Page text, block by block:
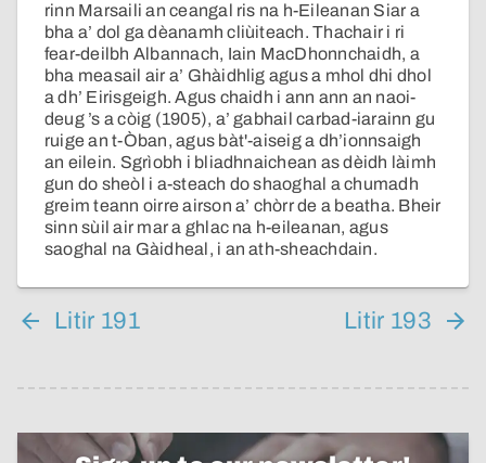
rinn Marsaili an ceangal ris na h-Eileanan Siar a
bha a’ dol ga dèanamh cliùiteach. Thachair i ri
fear-deilbh Albannach, Iain MacDhonnchaidh, a
bha measail air a’ Ghàidhlig agus a mhol dhi dhol
a dh’ Eirisgeigh. Agus chaidh i ann ann an naoi-
deug ’s a còig (1905), a’ gabhail carbad-iarainn gu
ruige an t-Òban, agus bàt'-aiseig a dh’ionnsaigh
an eilein. Sgrìobh i bliadhnaichean as dèidh làimh
gun do sheòl i a-steach do shaoghal a chumadh
greim teann oirre airson a’ chòrr de a beatha. Bheir
sinn sùil air mar a ghlac na h-eileanan, agus
saoghal na Gàidheal, i an ath-sheachdain.
Litir 191 Litir 193